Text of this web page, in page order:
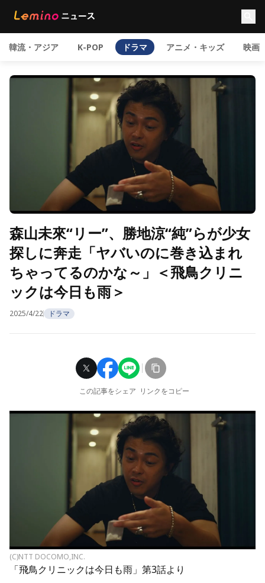
韓流・アジア K-POP ドラマ アニメ・キッズ 映画
森山未來“リー”、勝地涼“純”らが少女
探しに奔走「ヤバいのに巻き込まれ
ちゃってるのかな～」＜飛鳥クリニ
ックは今日も雨＞
2025/4/22 ドラマ
この記事をシェア リンクをコピー
(C)NTT DOCOMO,INC.
「飛鳥クリニックは今日も雨」第3話より